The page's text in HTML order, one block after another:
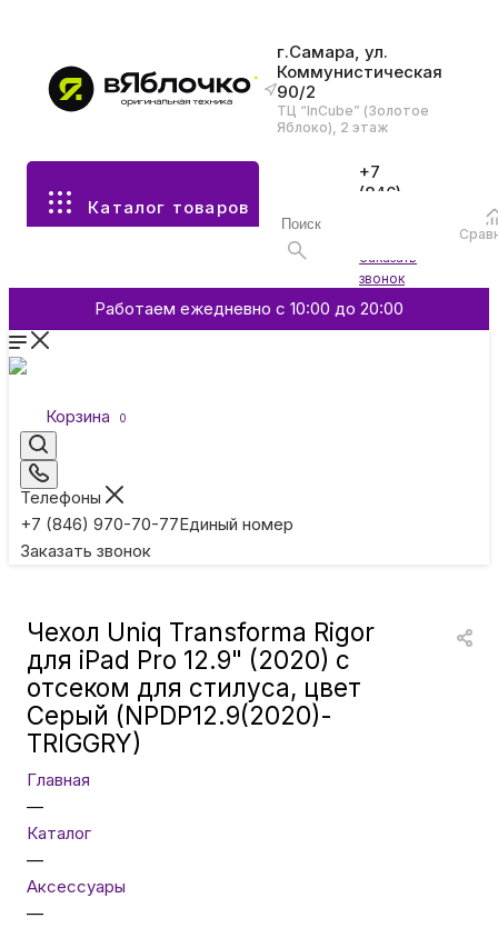
г.Самара, ул.
Коммунистическая
90/2
ТЦ “InCube” (Золотое
Яблоко), 2 этаж
Каталог товаров
+7
(846)
Заказать
звонок
Работаем ежедневно с 10:00 до 20:00
Корзина 0
Телефоны
+7 (846) 970-70-77Единый номер
Заказать звонок
Все разделы каталога
Аксессуары
Смартфоны и гаджеты
Умные кольца
Фитнес-браслеты
Чехол Uniq Transforma Rigor
для iPad Pro 12.9" (2020) с
отсеком для стилуса, цвет
Серый (NPDP12.9(2020)-
TRIGGRY)
Главная
—
Каталог
—
Аксессуары
—